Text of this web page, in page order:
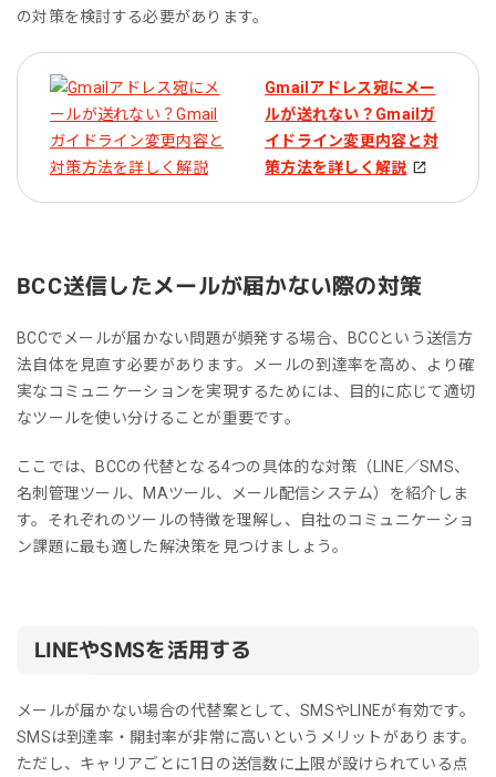
の対策を検討する必要があります。
Gmailアドレス宛にメー
ルが送れない？Gmailガ
イドライン変更内容と対
策方法を詳しく解説
BCC送信したメールが届かない際の対策
BCCでメールが届かない問題が頻発する場合、BCCという送信方
法自体を見直す必要があります。メールの到達率を高め、より確
実なコミュニケーションを実現するためには、目的に応じて適切
なツールを使い分けることが重要です。
ここでは、BCCの代替となる4つの具体的な対策（LINE／SMS、
名刺管理ツール、MAツール、メール配信システム）を紹介しま
す。それぞれのツールの特徴を理解し、自社のコミュニケーショ
ン課題に最も適した解決策を見つけましょう。
LINEやSMSを活用する
メールが届かない場合の代替案として、SMSやLINEが有効です。
SMSは到達率・開封率が非常に高いというメリットがあります。
ただし、キャリアごとに1日の送信数に上限が設けられている点